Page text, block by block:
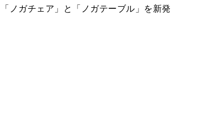
ノガチェア」と「ノガテーブル」を新発